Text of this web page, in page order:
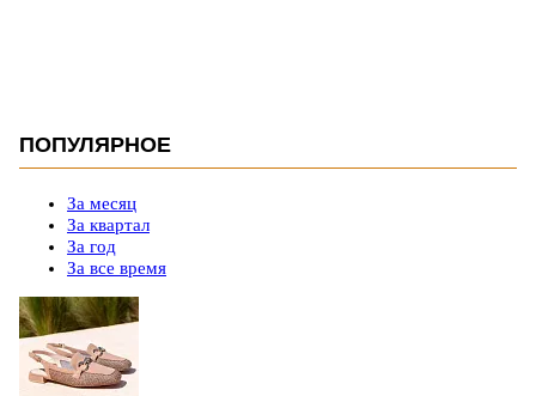
ПОПУЛЯРНОЕ
За месяц
За квартал
За год
За все время